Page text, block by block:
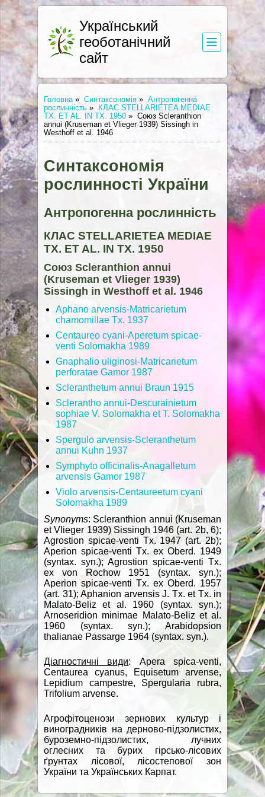
Український
геоботанічний
сайт
Головна » Синтаксономія » Антропогенна
рослинність »
КЛАС STELLARIETEA MEDIAE
TX. ET AL. IN TX. 1950 » Союз Scleranthion
annui (Kruseman et Vlieger 1939) Sissingh in
Westhoff et al. 1946
Синтаксономія
рослинності України
Антропогенна рослинність
КЛАС STELLARIETEA MEDIAE
TX. ET AL. IN TX. 1950
Союз Scleranthion annui
(Kruseman et Vlieger 1939)
Sissingh in Westhoff et al. 1946
Aphano arvensis-Matricarietum
chamomillae Tx. 1937
Centaureo cyani-Aperetum spicае-
venti Solomakha 1989
Gnaphalio uliginosі-Matricarietum
perforatae Gamor 1987
Scleranthetum annui Braun 1915
Sclerantho annui-Descurainietum
sophiae V. Solomakha et T. Solomakha
1987
Spergulo arvensis-Scleranthetum
annui Kuhn 1937
Symphyto officinalis-Anagalletum
arvensis Gamor 1987
Violo arvensis-Centaureеtum cyani
Solomakha 1989
Synonyms: Scleranthion annui (Kruseman
et Vlieger 1939) Sissingh 1946 (art. 2b, 6);
Agrostion spicae-venti Tx. 1947 (art. 2b);
Aperion spicae-venti Tx. ех Oberd. 1949
(syntax. syn.); Agrostion spicae-venti Tx.
ex von Rochow 1951 (syntax. syn.);
Aperion spicae-venti Tx. ex Oberd. 1957
(art. 31); Aphanion arvensis J. Tx. et Tx. in
Malato-Beliz et al. 1960 (syntax. syn.);
Arnoseridion minimae Malato-Beliz et al.
1960 (syntax. syn.); Arabidopsiоn
thalianae Passarge 1964 (syntax. syn.).
Діагностичні види: Apera spica-venti,
Centaurea cyanus, Equisetum arvense,
Lepidium campestre, Spergularia rubra,
Trifolium arvense.
Агрофітоценози зернових культур і
виноградників на дерново-підзолистих,
буроземно-підзолистих, лучних
оглеєних та бурих гірсько-лісових
ґрунтах лісової, лісостепової зон
України та Українських Карпат.